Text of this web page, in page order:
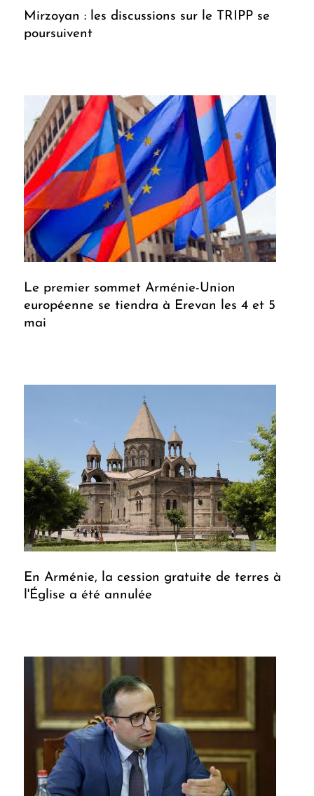
Mirzoyan : les discussions sur le TRIPP se
poursuivent
Le premier sommet Arménie-Union
européenne se tiendra à Erevan les 4 et 5
mai
En Arménie, la cession gratuite de terres à
l'Église a été annulée